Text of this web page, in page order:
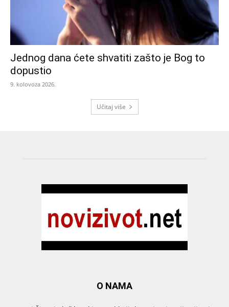
Jednog dana ćete shvatiti zašto je Bog to
dopustio
9. kolovoza 2026.
Učitaj više
O NAMA